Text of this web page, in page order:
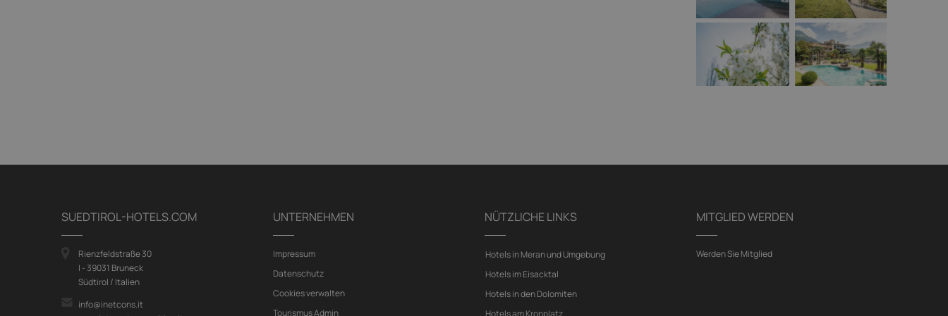
SUEDTIROL-HOTELS.COM
Rienzfeldstraße 30
I - 39031 Bruneck
Südtirol / Italien
info@inetcons.it
UNTERNEHMEN
Impressum
Datenschutz
Cookies verwalten
Tourismus Admin
NÜTZLICHE LINKS
Hotels in Meran und Umgebung
Hotels im Eisacktal
Hotels in den Dolomiten
MITGLIED WERDEN
Werden Sie Mitglied